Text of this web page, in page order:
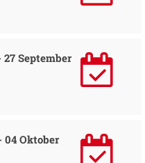
September
04 Oktober